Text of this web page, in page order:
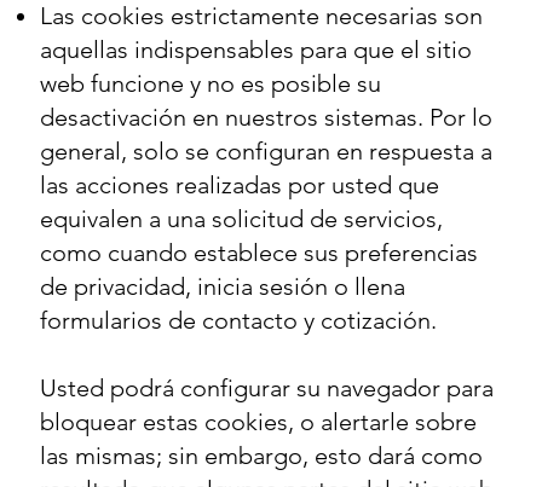
Las cookies estrictamente necesarias son
aquellas indispensables para que el sitio
web funcione y no es posible su
desactivación en nuestros sistemas. Por lo
general, solo se configuran en respuesta a
las acciones realizadas por usted que
equivalen a una solicitud de servicios,
como cuando establece sus preferencias
de privacidad, inicia sesión o llena
formularios de contacto y cotización.
Usted podrá configurar su navegador para
bloquear estas cookies, o alertarle sobre
las mismas; sin embargo, esto dará como